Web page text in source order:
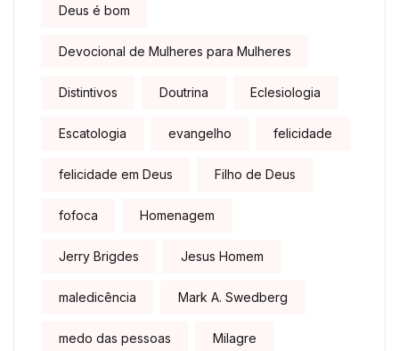
Deus é bom
Devocional de Mulheres para Mulheres
Distintivos Doutrina Eclesiologia
Escatologia evangelho felicidade
felicidade em Deus Filho de Deus
fofoca Homenagem
Jerry Brigdes Jesus Homem
maledicência Mark A. Swedberg
medo das pessoas Milagre